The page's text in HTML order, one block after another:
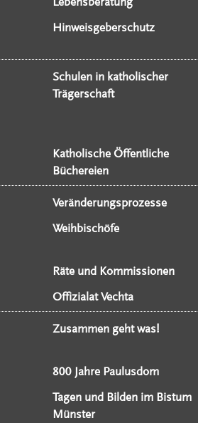
Hinweisgeberschutz
Schulen in katholischer
Trägerschaft
Katholische Öffentliche
Büchereien
Veränderungsprozesse
Weihbischöfe
Räte und Kommissionen
Offizialat Vechta
Zusammen geht was!
800 Jahre Paulusdom
Tagen und Bilden im Bistum
Münster